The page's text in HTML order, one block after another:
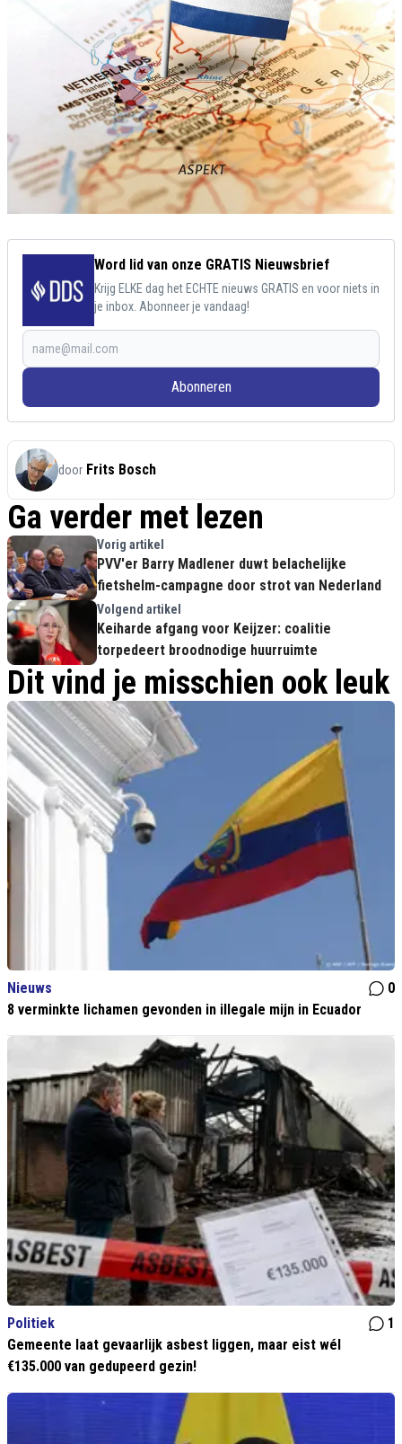
Word lid van onze GRATIS Nieuwsbrief
Krijg ELKE dag het ECHTE nieuws GRATIS en voor niets in
je inbox. Abonneer je vandaag!
Abonneren
door Frits Bosch
Ga verder met lezen
Vorig artikel
PVV'er Barry Madlener duwt belachelijke
fietshelm-campagne door strot van Nederland
Volgend artikel
Keiharde afgang voor Keijzer: coalitie
torpedeert broodnodige huurruimte
Dit vind je misschien ook leuk
Nieuws
0
8 verminkte lichamen gevonden in illegale mijn in Ecuador
Politiek
1
Gemeente laat gevaarlijk asbest liggen, maar eist wél
€135.000 van gedupeerd gezin!